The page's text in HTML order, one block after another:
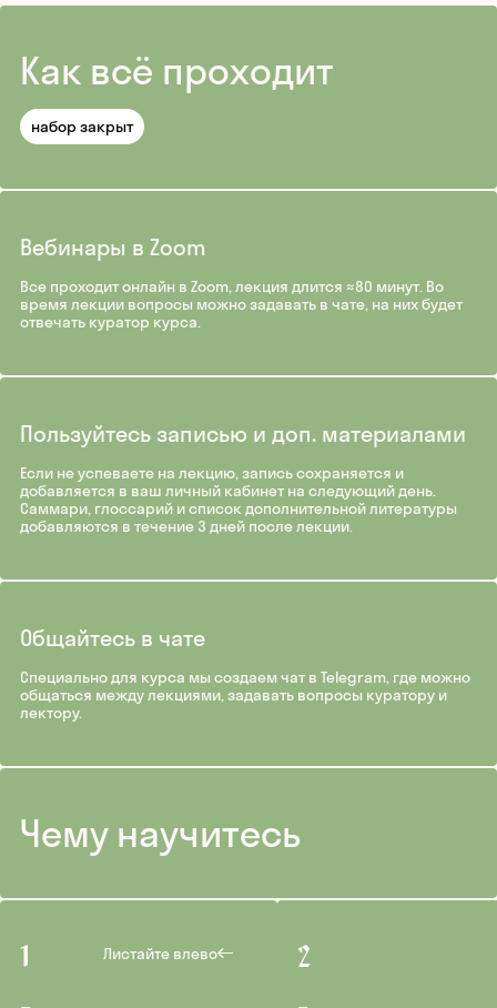
Как всё проходит
набор закрыт
Вебинары в Zoom
Все проходит онлайн в Zoom, лекция длится ≈80 минут. Во
время лекции вопросы можно задавать в чате, на них будет
отвечать куратор курса.
Пользуйтесь записью и доп. материалами
Если не успеваете на лекцию, запись сохраняется и
добавляется в ваш личный кабинет на следующий день.
Саммари, глоссарий и список дополнительной литературы
добавляются в течение 3 дней после лекции.
Общайтесь в чате
Специально для курса мы создаем чат в Telegram, где можно
общаться между лекциями, задавать вопросы куратору и
лектору.
Чему научитесь
Листайте влево